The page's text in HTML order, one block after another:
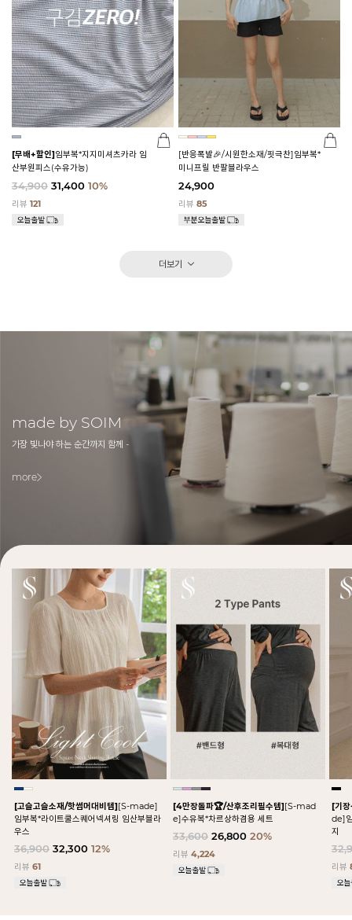
[무배+할인]임부복*지지미셔츠카라 임
산부원피스(수유가능)
34,900 31,400 10%
리뷰 121
[반응폭발🎉/시원한소재/핏극찬]임부복*
미니프릴 반팔블라우스
24,900
리뷰 85
더보기
made by SOIM
가장 빛나야 하는 순간까지 함께 -
more
[고슬고슬소재/핫썸머대비템][S-made]
임부복*라이트쿨스퀘어넥셔링 임산부블라
우스
36,900 32,300 12%
리뷰 61
[4만장돌파🏆/산후조리필수템][S-mad
e]수유복*차르상하겸용 세트
33,600 26,800 20%
리뷰4,224
[기
de]
지
리뷰